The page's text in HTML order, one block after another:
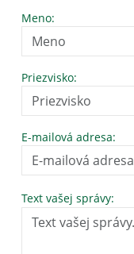
Meno:
Priezvisko:
E-mailová adresa:
Text vašej správy: